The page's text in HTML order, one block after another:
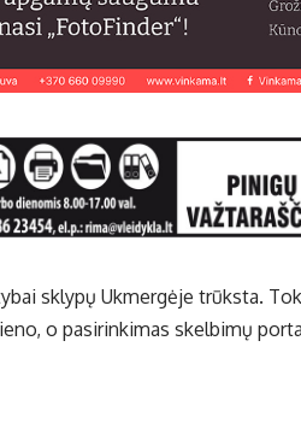
sklypų Ukmergėje trūksta.
o pasirinkimas skelbimų